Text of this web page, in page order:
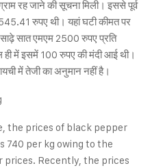
रह जाने की सूचना मिली। इससे पूर्व
रुपए थी। यहां घटी कीमत पर
साढ़े सात एमएम 2500 रुपए प्रति
ही में इसमें 100 रुपए की मंदी आई थी।
में तेजी का अनुमान नहीं है।
the prices of black pepper
740 per kg owing to the
Recently, the prices